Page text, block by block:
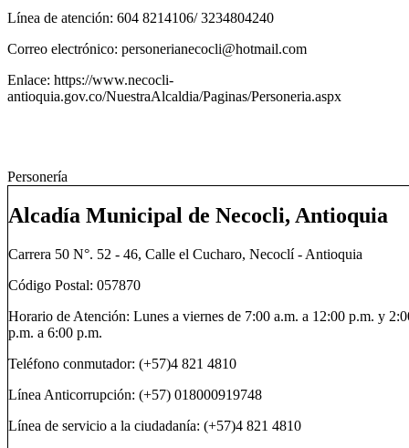
Línea de atención: 604 8214106/ 3234804240
Correo electrónico: personerianecocli@hotmail.com
Enlace: https://www.necocli-
antioquia.gov.co/NuestraAlcaldia/Paginas/Personeria.aspx​
Personería
Alcadía Municipal de Necocli, Antioquia
Carrera 50 N°. 52 - 46, Calle el Cucharo, Necoclí - Antioquia
Código Postal: 057870
Horario de Atención: Lunes a viernes de 7:00 a.m. a 12:00 p.m. y
p.m. a 6:00 p.m.
Teléfono conmutador: (+57)4 821 4810
Línea Anticorrupción: (+57) 018000919748
Línea de servicio a la ciudadanía: (+57)4 821 4810